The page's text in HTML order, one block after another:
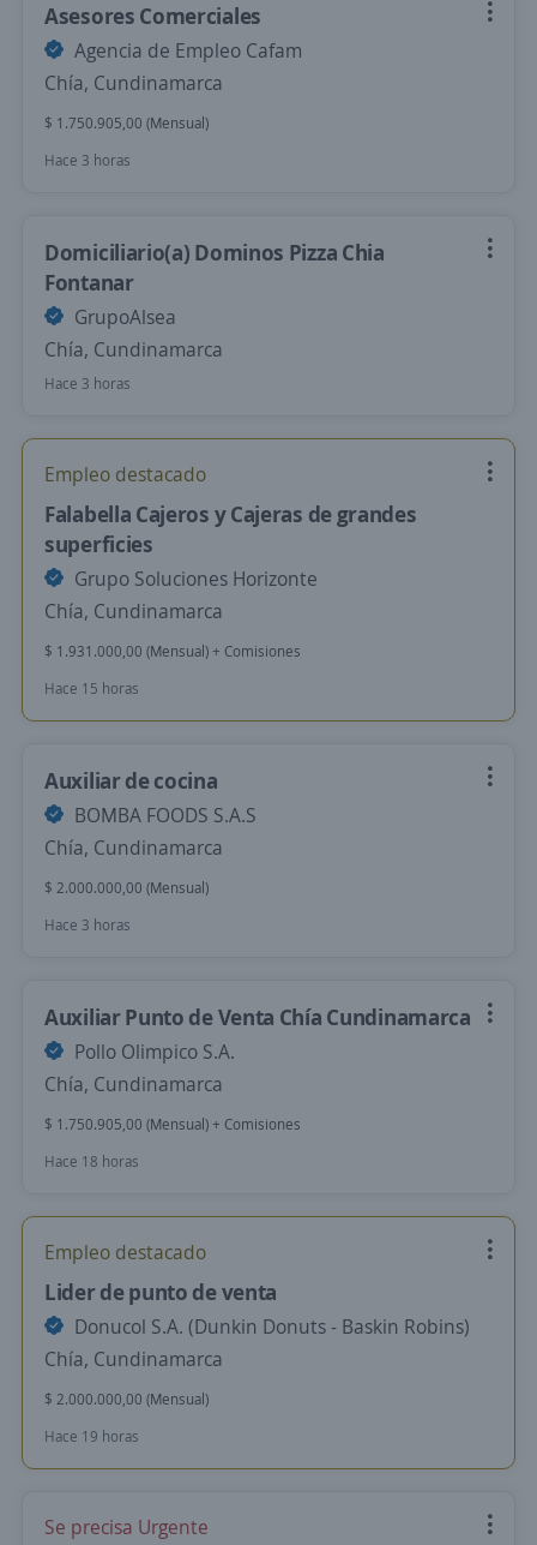
Asesores Comerciales
Agencia de Empleo Cafam
Chía, Cundinamarca
$ 1.750.905,00 (Mensual)
Hace 3 horas
Domiciliario(a) Dominos Pizza Chia
Fontanar
GrupoAlsea
Chía, Cundinamarca
Hace 3 horas
Empleo destacado
Falabella Cajeros y Cajeras de grandes
superficies
Grupo Soluciones Horizonte
Chía, Cundinamarca
$ 1.931.000,00 (Mensual) + Comisiones
Hace 15 horas
Auxiliar de cocina
BOMBA FOODS S.A.S
Chía, Cundinamarca
$ 2.000.000,00 (Mensual)
Hace 3 horas
Auxiliar Punto de Venta Chía Cundinamarca
Pollo Olimpico S.A.
Chía, Cundinamarca
$ 1.750.905,00 (Mensual) + Comisiones
Hace 18 horas
Empleo destacado
Lider de punto de venta
Donucol S.A. (Dunkin Donuts - Baskin Robins)
Chía, Cundinamarca
$ 2.000.000,00 (Mensual)
Hace 19 horas
Se precisa Urgente